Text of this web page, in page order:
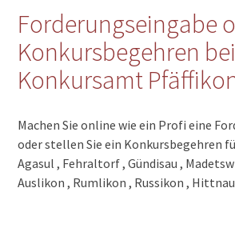
Forderungseingabe
Konkursbegehren bei
Konkursamt
Machen Sie online wie ein Profi eine
oder stellen Sie ein Konkursbegehren
Agasul , Fehraltorf , Gündisau ,
Auslikon , Rumlikon , Russikon ,